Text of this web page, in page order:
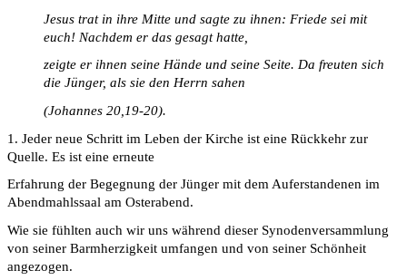
Jesus trat in ihre Mitte und sagte zu ihnen: Friede sei mit
euch! Nachdem er das gesagt hatte,
zeigte er ihnen seine Hände und seine Seite. Da freuten sich
die Jünger, als sie den Herrn sahen
(Johannes 20,19-20).
1. Jeder neue Schritt im Leben der Kirche ist eine Rückkehr zur
Quelle. Es ist eine erneute
Erfahrung der Begegnung der Jünger mit dem Auferstandenen im
Abendmahlssaal am Osterabend.
Wie sie fühlten auch wir uns während dieser Synodenversammlung
von seiner Barmherzigkeit umfangen und von seiner Schönheit
angezogen.